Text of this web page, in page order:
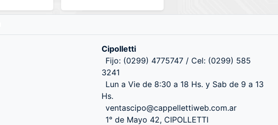
Cipolletti
Fijo: (0299) 4775747 / Cel: (0299) 585
3241
Lun a Vie de 8:30 a 18 Hs. y Sab de 9 a 13
Hs.
ventascipo@cappellettiweb.com.ar
1° de Mayo 42, CIPOLLETTI